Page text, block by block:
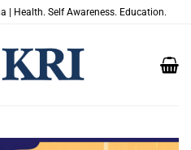
| Health. Self Awareness. Education.